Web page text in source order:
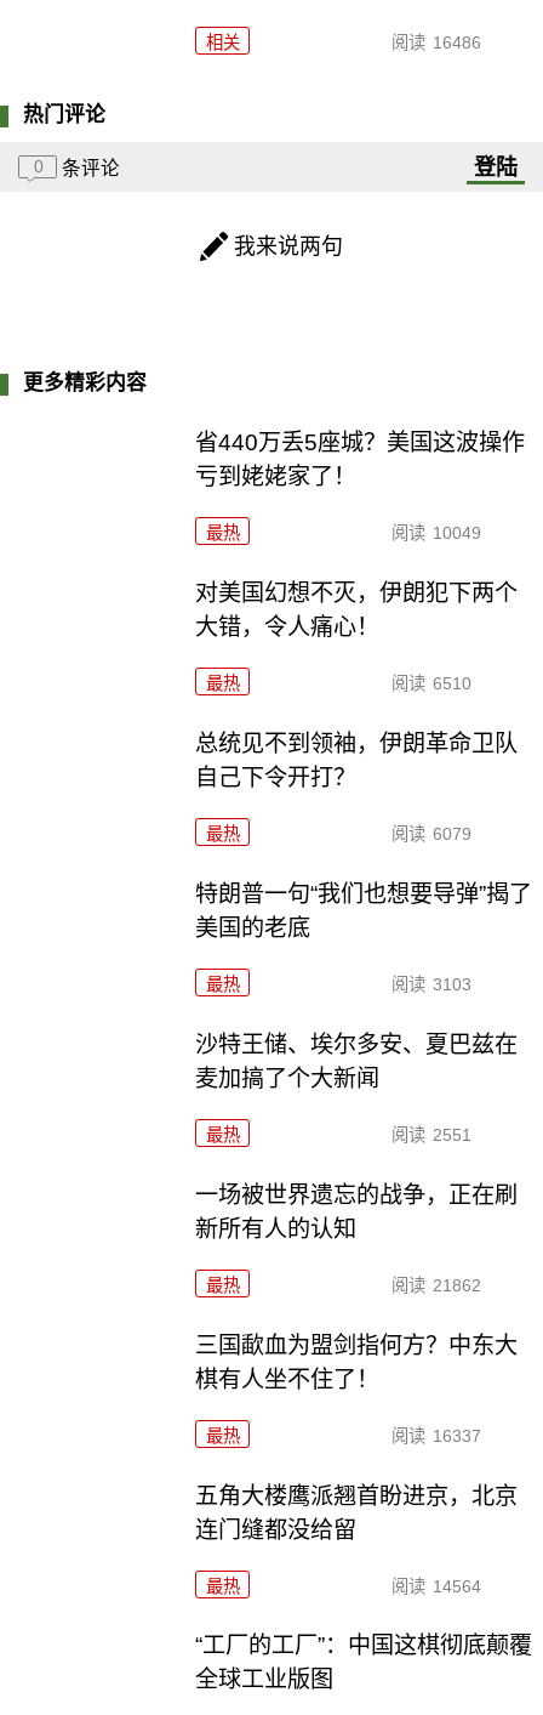
相关 阅读 16486
热门评论
0 条评论 登陆
我来说两句
更多精彩内容
省440万丢5座城？美国这波操作
亏到姥姥家了！
最热 阅读 10049
对美国幻想不灭，伊朗犯下两个
大错，令人痛心！
最热 阅读 6510
总统见不到领袖，伊朗革命卫队
自己下令开打？
最热 阅读 6079
特朗普一句“我们也想要导弹”揭了
美国的老底
最热 阅读 3103
沙特王储、埃尔多安、夏巴兹在
麦加搞了个大新闻
最热 阅读 2551
一场被世界遗忘的战争，正在刷
新所有人的认知
最热 阅读 21862
三国歃血为盟剑指何方？中东大
棋有人坐不住了！
最热 阅读 16337
五角大楼鹰派翘首盼进京，北京
连门缝都没给留
最热 阅读 14564
“工厂的工厂”：中国这棋彻底颠覆
全球工业版图